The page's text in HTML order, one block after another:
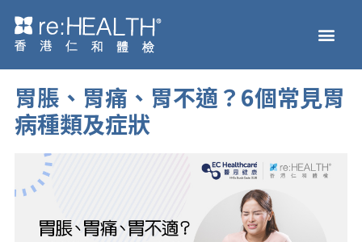
Skip
胃脹、胃痛、胃不適？6個常見胃
病種類及症狀